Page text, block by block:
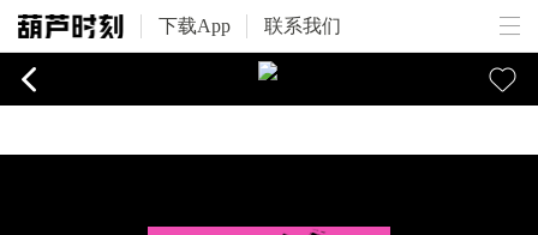
下载App 联系我们
的生命线，对于部分广告发布者为牟取高收益侵犯用户权益行为，我